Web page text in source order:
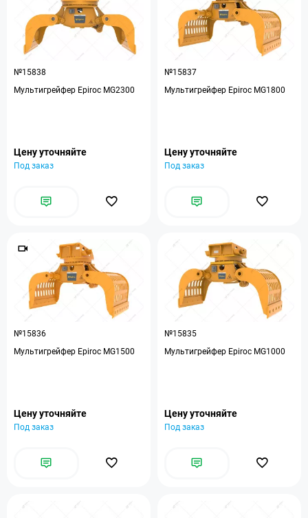
№15838
Мультигрейфер Epiroc MG2300
Цену уточняйте
Под заказ
№15837
Мультигрейфер Epiroc MG1800
Цену уточняйте
Под заказ
№15836
Мультигрейфер Epiroc MG1500
Цену уточняйте
Под заказ
№15835
Мультигрейфер Epiroc MG1000
Цену уточняйте
Под заказ